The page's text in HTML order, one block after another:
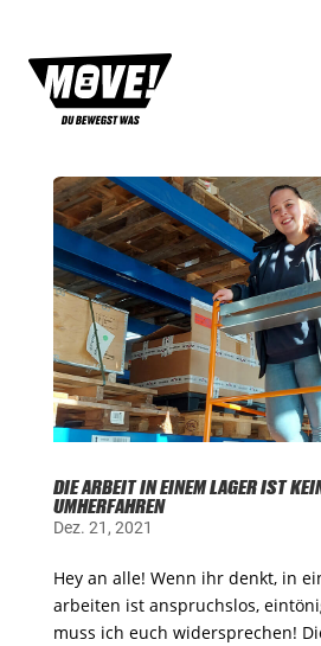
DIE ARBEIT IN EINEM LAGER IST
UMHERFAHREN
Dez. 21, 2021
Hey an alle! Wenn ihr denkt, in
arbeiten ist anspruchslos,
muss ich euch widersprechen!